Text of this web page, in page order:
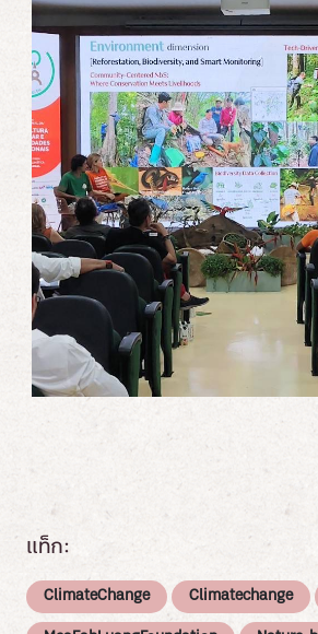
แท็ก:
ClimateChange Climatechange